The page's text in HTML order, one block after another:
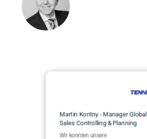
Martin Kontny - Manager Global
Sales Controlling & Planning
Wir konnten unsere